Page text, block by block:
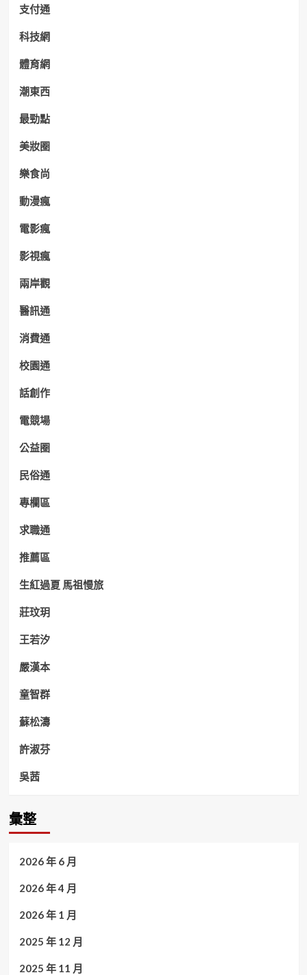
支付通
科技網
體育網
潮東西
最勁點
美妝圈
樂食尚
動漫瘋
電影瘋
影視瘋
兩岸觀
醫訊通
消費通
校園通
話創作
電競場
公益圈
民俗通
專欄區
求職通
推薦區
生紅過夏 馬祖慢旅
莊玟玥
王若汐
嚴漢本
童智群
蘇松濤
許淑芬
吳茜
彙整
2026 年 6 月
2026 年 4 月
2026 年 1 月
2025 年 12 月
2025 年 11 月